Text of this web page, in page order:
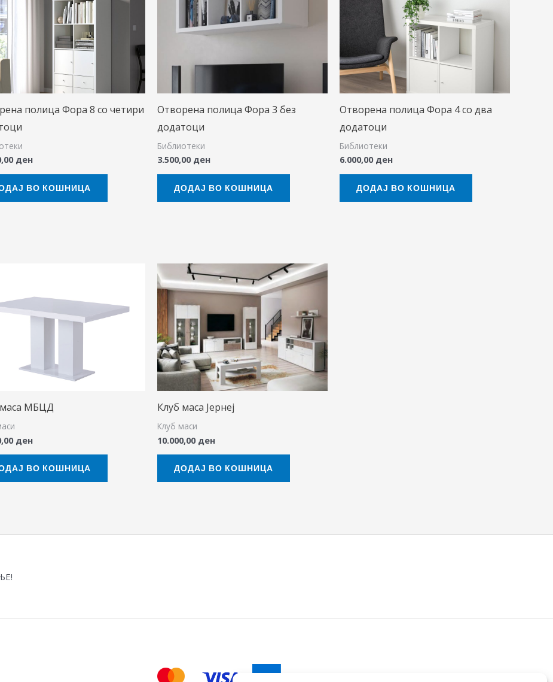
полица Фора 8 со четири
ден
ВО КОШНИЦА
Отворена полица Фора 3 без
додатоци
Библиотеки
3.500,00 ден
ДОДАЈ ВО КОШНИЦА
Отворена полица Фора 4 со два
додатоци
Библиотеки
6.000,00 ден
ДОДАЈ ВО КОШНИЦА
МБЦД
ден
ВО КОШНИЦА
Клуб маса Јернеј
Клуб маси
10.000,00 ден
ДОДАЈ ВО КОШНИЦА